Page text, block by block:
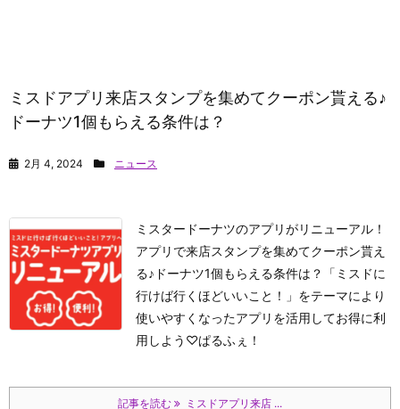
ミスドアプリ来店スタンプを集めてクーポン貰える♪
ドーナツ1個もらえる条件は？
2月 4, 2024 ニュース
ミスタードーナツのアプリがリニューアル！
アプリで来店スタンプを集めてクーポン貰え
る♪ドーナツ1個もらえる条件は？「ミスドに
行けば行くほどいいこと！」をテーマにより
使いやすくなったアプリを活用してお得に利
用しよう♡ぱるふぇ！
記事を読む ミスドアプリ来店 ...